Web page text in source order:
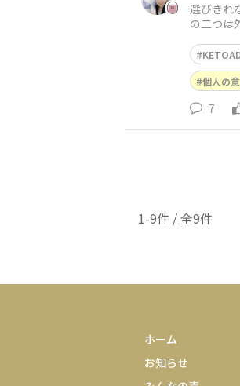
選びきれ
の二つは
個人の
7
1-9件 / 全9件
ホーム
お知らせ